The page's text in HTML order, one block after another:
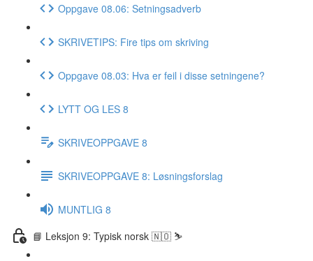
Oppgave 08.06: Setningsadverb
SKRIVETIPS: Fire tips om skriving
Oppgave 08.03: Hva er feil i disse setningene?
LYTT OG LES 8
SKRIVEOPPGAVE 8
SKRIVEOPPGAVE 8: Løsningsforslag
MUNTLIG 8
📘 Leksjon 9: Typisk norsk 🇳🇴 ⛷